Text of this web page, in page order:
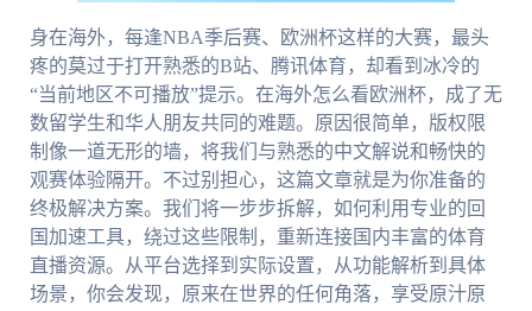
身在海外，每逢NBA季后赛、欧洲杯这样的大赛，最头
疼的莫过于打开熟悉的B站、腾讯体育，却看到冰冷的
“当前地区不可播放”提示。在海外怎么看欧洲杯，成了无
数留学生和华人朋友共同的难题。原因很简单，版权限
制像一道无形的墙，将我们与熟悉的中文解说和畅快的
观赛体验隔开。不过别担心，这篇文章就是为你准备的
终极解决方案。我们将一步步拆解，如何利用专业的回
国加速工具，绕过这些限制，重新连接国内丰富的体育
直播资源。从平台选择到实际设置，从功能解析到具体
场景，你会发现，原来在世界的任何角落，享受原汁原